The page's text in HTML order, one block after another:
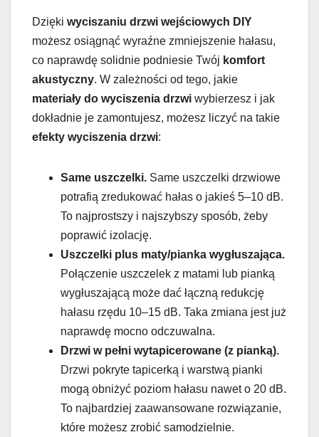
Dzięki wyciszaniu drzwi wejściowych DIY
możesz osiągnąć wyraźne zmniejszenie hałasu,
co naprawdę solidnie podniesie Twój komfort
akustyczny. W zależności od tego, jakie
materiały do wyciszenia drzwi wybierzesz i jak
dokładnie je zamontujesz, możesz liczyć na takie
efekty wyciszenia drzwi:
Same uszczelki. Same uszczelki drzwiowe
potrafią zredukować hałas o jakieś 5–10 dB.
To najprostszy i najszybszy sposób, żeby
poprawić izolację.
Uszczelki plus maty/pianka wygłuszająca.
Połączenie uszczelek z matami lub pianką
wygłuszającą może dać łączną redukcję
hałasu rzędu 10–15 dB. Taka zmiana jest już
naprawdę mocno odczuwalna.
Drzwi w pełni wytapicerowane (z pianką).
Drzwi pokryte tapicerką i warstwą pianki
mogą obniżyć poziom hałasu nawet o 20 dB.
To najbardziej zaawansowane rozwiązanie,
które możesz zrobić samodzielnie.